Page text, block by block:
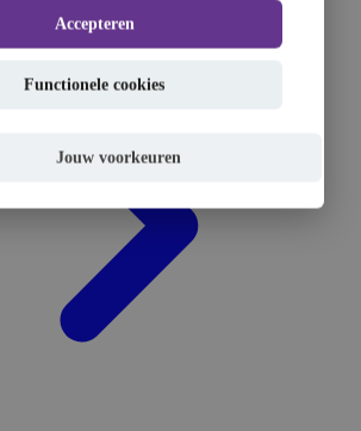
Accepteren
Functionele cookies
Jouw voorkeuren